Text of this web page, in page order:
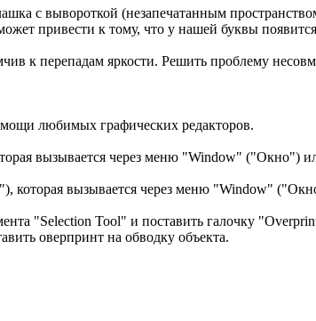
с вывороткой (незапечатанным
привести к тому, что у нашей буквы
к перепадам яркости. Решить проблему
любимых графических редакторов.
вызывается через меню "Window" ("Окно")
которая вызывается через меню "Window"
"Selection Tool" и поставить галочку
оверпринт на обводку объекта.